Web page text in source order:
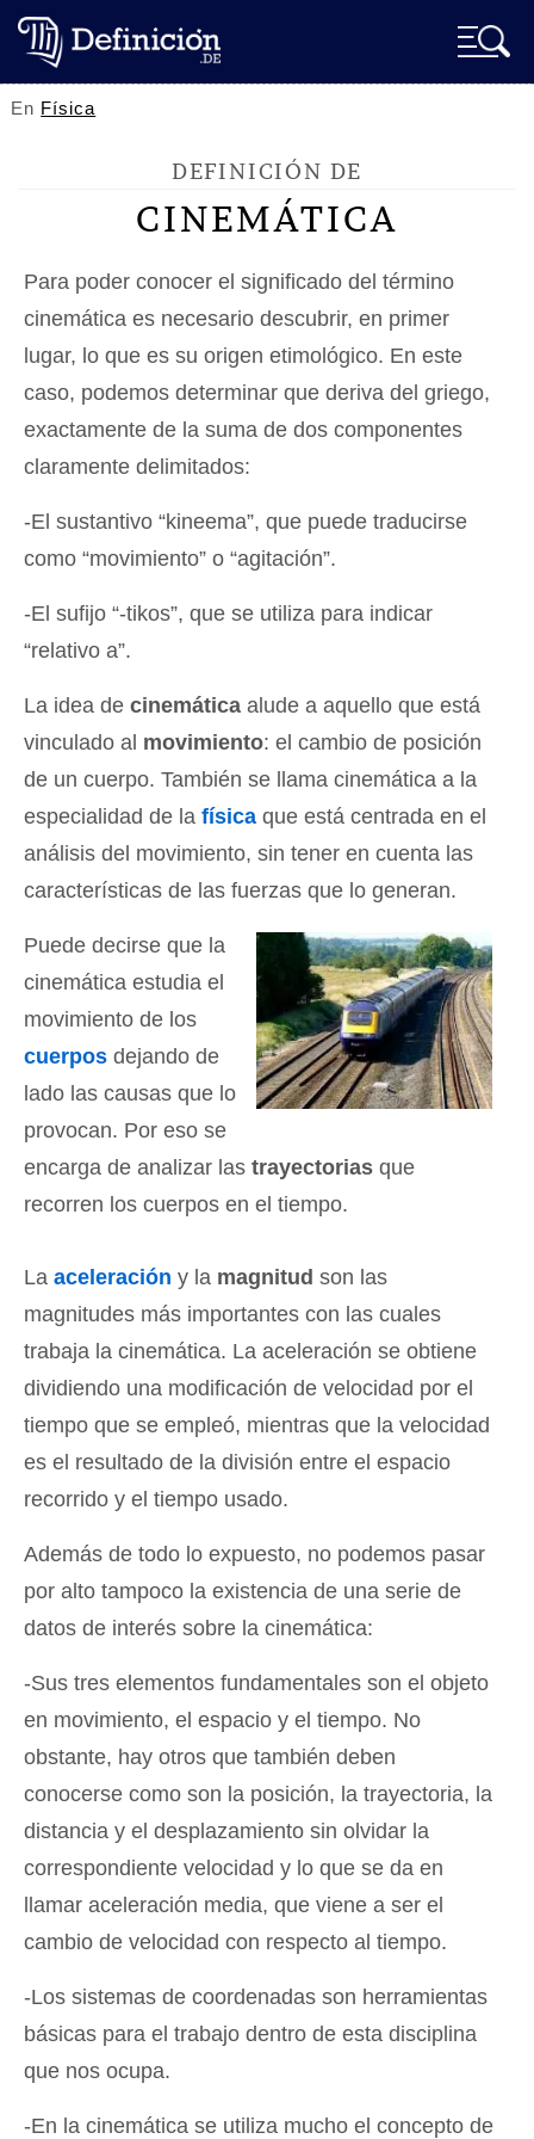
En Física
DEFINICIÓN DE
CINEMÁTICA
Para poder conocer el significado del término
cinemática es necesario descubrir, en primer
lugar, lo que es su origen etimológico. En este
caso, podemos determinar que deriva del griego,
exactamente de la suma de dos componentes
claramente delimitados:
-El sustantivo “kineema”, que puede traducirse
como “movimiento” o “agitación”.
-El sufijo “-tikos”, que se utiliza para indicar
“relativo a”.
La idea de cinemática alude a aquello que está
vinculado al movimiento: el cambio de posición
de un cuerpo. También se llama cinemática a la
especialidad de la física que está centrada en el
análisis del movimiento, sin tener en cuenta las
características de las fuerzas que lo generan.
Puede decirse que la
cinemática estudia el
movimiento de los
cuerpos dejando de
lado las causas que lo
provocan. Por eso se
encarga de analizar las trayectorias que
recorren los cuerpos en el tiempo.
La aceleración y la magnitud son las
magnitudes más importantes con las cuales
trabaja la cinemática. La aceleración se obtiene
dividiendo una modificación de velocidad por el
tiempo que se empleó, mientras que la velocidad
es el resultado de la división entre el espacio
recorrido y el tiempo usado.
Además de todo lo expuesto, no podemos pasar
por alto tampoco la existencia de una serie de
datos de interés sobre la cinemática:
-Sus tres elementos fundamentales son el objeto
en movimiento, el espacio y el tiempo. No
obstante, hay otros que también deben
conocerse como son la posición, la trayectoria, la
distancia y el desplazamiento sin olvidar la
correspondiente velocidad y lo que se da en
llamar aceleración media, que viene a ser el
cambio de velocidad con respecto al tiempo.
-Los sistemas de coordenadas son herramientas
básicas para el trabajo dentro de esta disciplina
que nos ocupa.
-En la cinemática se utiliza mucho el concepto de